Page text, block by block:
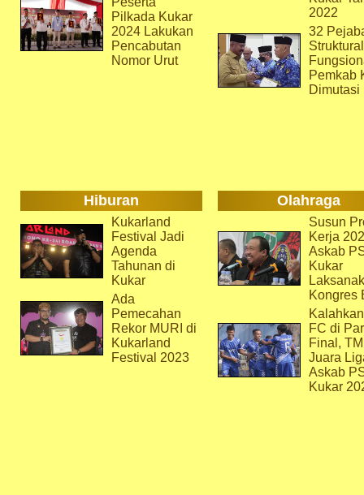
Pilkada Kukar
2024 Lakukan
Pencabutan
Nomor Urut
2022
32
Pemkab
Dimutasi
Hiburan Olahraga
Kukarland
Festival Jadi
Agenda
Tahunan di
Kukar
Ada
Pemecahan
Rekor MURI di
Kukarland
Festival 2023
Susun
Kerja
Askab
Kukar
Kongres
FC di
Final,
Juara
Askab
Kukar